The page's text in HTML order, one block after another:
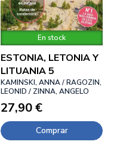
En stock
ESTONIA, LETONIA Y
LITUANIA 5
KAMINSKI, ANNA / RAGOZIN,
LEONID / ZINNA, ANGELO
27,90 €
Comprar